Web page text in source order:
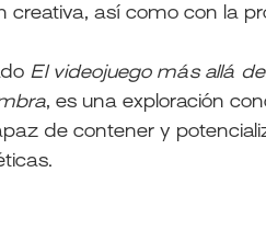
creativa, así como con la
El videojuego más allá
, es una exploración
de contener y